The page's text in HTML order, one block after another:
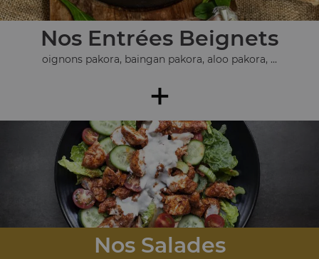
Nos Entrées Beignets
oignons pakora, baingan pakora, aloo pakora, ...
+
Nos Salades